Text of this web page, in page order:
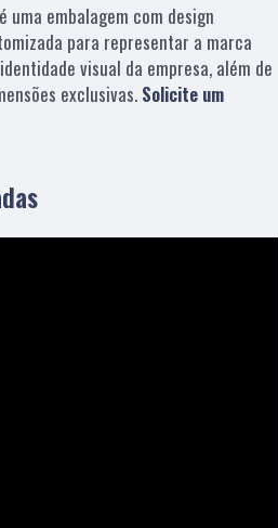
é uma embalagem com design
para representar a marca
visual da empresa, além de
exclusivas. Solicite um